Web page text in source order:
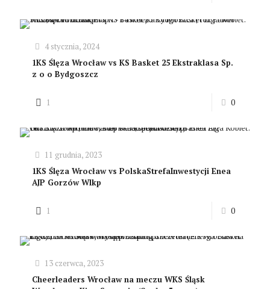
4 stycznia, 2024
1KS Ślęza Wrocław vs KS Basket 25 Ekstraklasa Sp.
z o o Bydgoszcz
1 0
11 grudnia, 2023
1KS Ślęza Wrocław vs PolskaStrefaInwestycji Enea
AJP Gorzów Wlkp
1 0
13 czerwca, 2023
Cheerleaders Wrocław na meczu WKS Śląsk